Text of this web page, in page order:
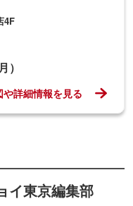
4F
）
や詳細情報を見る
イ東京編集部